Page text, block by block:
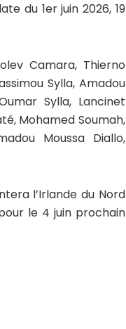
du 1er juin 2026, 19
Camara, Thierno
Sylla, Amadou
Sylla, Lancinet
Mohamed Soumah,
Moussa Diallo,
l’Irlande du Nord
le 4 juin prochain